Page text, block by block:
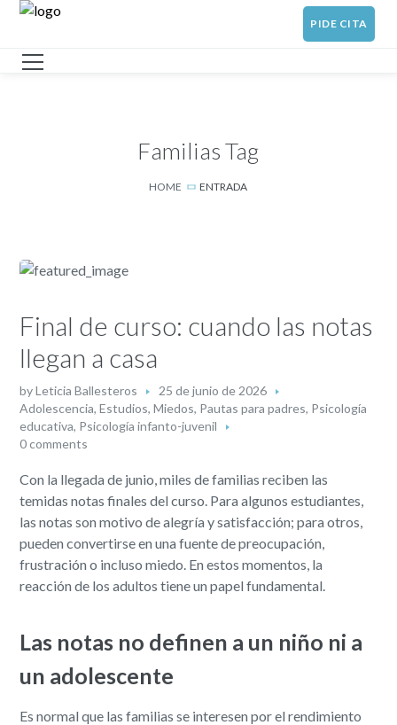
PIDE CITA
Familias Tag
HOME ENTRADA
Final de curso: cuando las notas
llegan a casa
byLeticia Ballesteros
25 de junio de 2026
Adolescencia,Estudios,Miedos, Pautas para padres, Psicología
educativa, Psicología infanto-juvenil
0 comments
Con la llegada de junio, miles de familias reciben las
temidas notas finales del curso. Para algunos estudiantes,
las notas son motivo de alegría y satisfacción; para otros,
pueden convertirse en una fuente de preocupación,
frustración o incluso miedo. En estos momentos, la
reacción de los adultos tiene un papel fundamental.
Las notas no definen a un niño ni a
un adolescente
Es normal que las familias se interesen por el rendimiento